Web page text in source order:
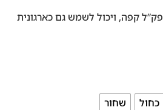
קפה, ויכול לשמש גם כארגונית
כחול שחור